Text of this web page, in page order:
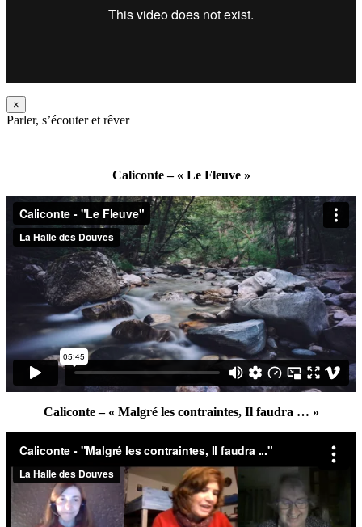
×
Parler, s’écouter et rêver
Caliconte – « Le Fleuve »
Caliconte – « Malgré les contraintes, Il faudra … »